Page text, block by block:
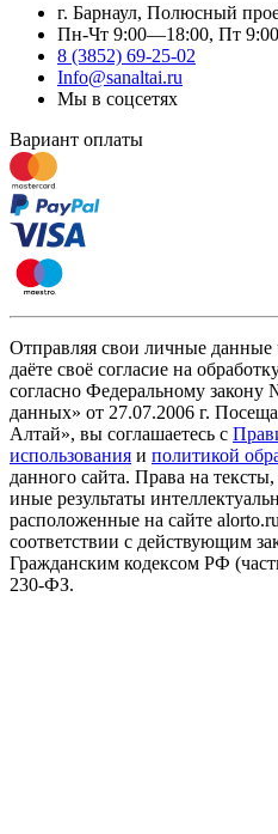
г. Барнаул, Полюсный
Пн-Чт 9:00—18:00, Пт
8 (3852) 69-25-02
Info@sanaltai.ru
Мы в соцсетях
Вариант оплаты
Отправляя свои личные
даёте своё согласие на
согласно Федеральному
данных» от 27.07.2006 г.
Алтай», вы соглашаетесь с
использования и политикой
данного сайта. Права на
иные результаты
расположенные на сайте
соответствии с действующим
Гражданским кодексом РФ
230-ФЗ.